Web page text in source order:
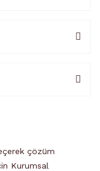
çözüm
Kurumsal